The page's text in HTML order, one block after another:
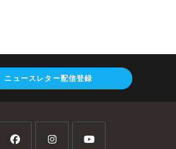
ニュースレター配信登録